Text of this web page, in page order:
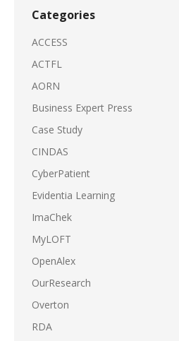
Categories
ACCESS
ACTFL
AORN
Business Expert Press
Case Study
CINDAS
CyberPatient
Evidentia Learning
ImaChek
MyLOFT
OpenAlex
OurResearch
Overton
RDA